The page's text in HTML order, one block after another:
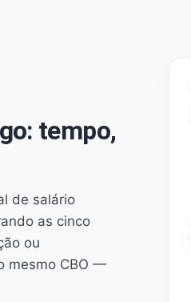
tempo,
de salário
as cinco
ou
mesmo CBO —